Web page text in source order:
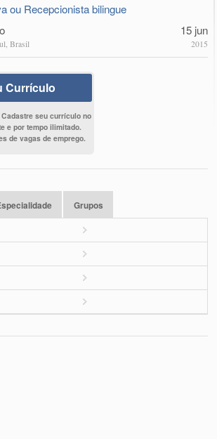
ou Recepcionista bilingue
Brasil
15 jun
2015
Currículo
seu currículo no
e por tempo ilimitado.
de vagas de emprego.
Grupos